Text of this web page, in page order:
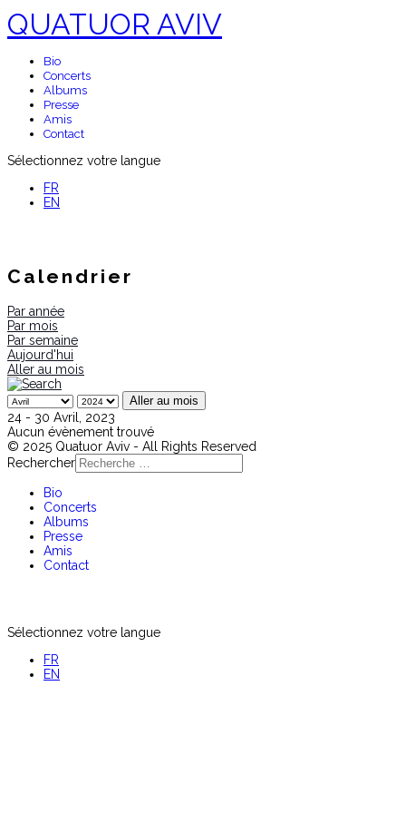
QUATUOR AVIV
Bio
Concerts
Albums
Presse
Amis
Contact
Sélectionnez votre langue
FR
EN
Calendrier
Par année
Par mois
Par semaine
Aujourd'hui
Aller au mois
Aller au mois
24 - 30 Avril, 2023
Aucun évènement trouvé
© 2025 Quatuor Aviv - All Rights Reserved
Rechercher
Bio
Concerts
Albums
Presse
Amis
Contact
Sélectionnez votre langue
FR
EN